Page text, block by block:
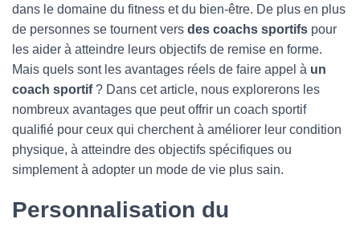
A
V
N
dans le domaine du fitness et du bien-être. De plus en plus
de personnes se tournent vers des coachs sportifs pour
les aider à atteindre leurs objectifs de remise en forme.
Mais quels sont les avantages réels de faire appel à un
coach sportif? Dans cet article, nous explorerons les
nombreux avantages que peut offrir un coach sportif
qualifié pour ceux qui cherchent à améliorer leur condition
physique, à atteindre des objectifs spécifiques ou
simplement à adopter un mode de vie plus sain.
Personnalisation du